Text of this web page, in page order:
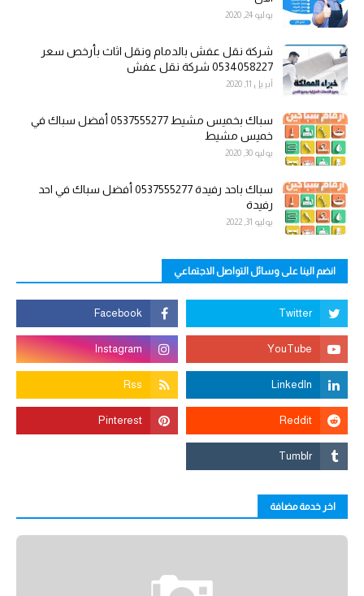
يوليو 24, 2020
شركة نقل عفش بالدمام ونقل اثاث بأرخص سعر
0534058227 شركة نقل عفش
أبريل 11, 2020
سباك بخميس مشيط 0537555277 أفضل سباك في
خميس مشيط
يوليو 30, 2020
سباك باحد رفيدة 0537555277 أفضل سباك في احد
رفيدة
يوليو 31, 2022
انضم الينا على وسائل التواصل الاجتماعي
اخر خدمة مضافة